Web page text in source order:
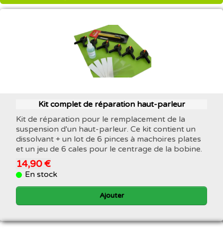
Kit complet de réparation haut-parleur
Kit de réparation pour le remplacement de la
suspension d'un haut-parleur. Ce kit contient un
dissolvant + un lot de 6 pinces à machoires plates
et un jeu de 6 cales pour le centrage de la bobine.
14,90 €
En stock
Ajouter